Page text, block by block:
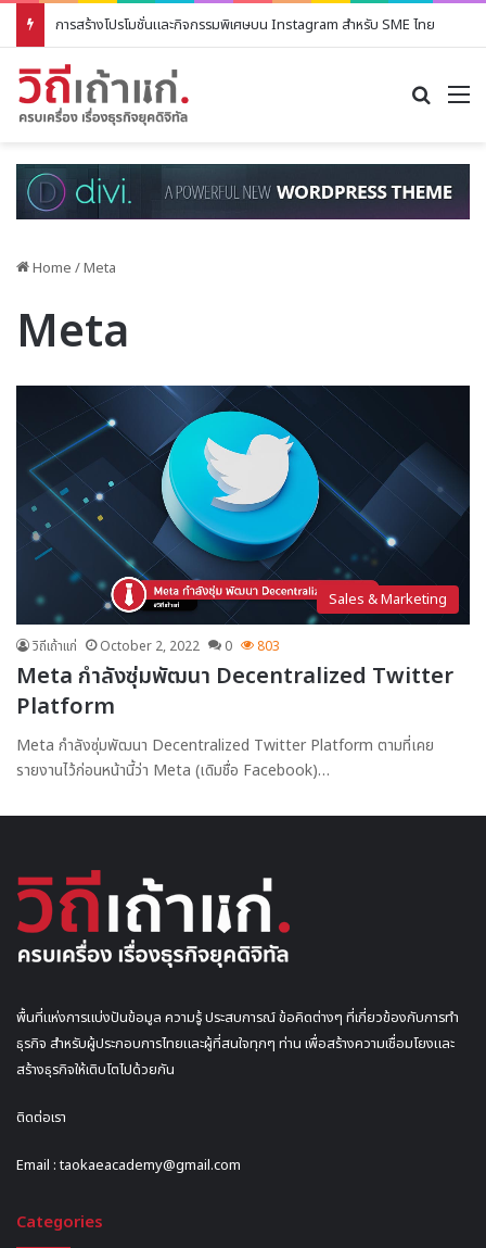
การสร้างโปรโมชั่นและกิจกรรมพิเศษบน Instagram สำหรับ SME ไทย
Home /Meta
Meta
Sales & Marketing
วิถีเถ้าแก่ October 2, 2022 0 803
Meta กำลังซุ่มพัฒนา Decentralized Twitter
Platform
Meta กำลังซุ่มพัฒนา Decentralized Twitter Platform ตามที่เคย
รายงานไว้ก่อนหน้านี้ว่า Meta (เดิมชื่อ Facebook)…
พื้นที่แห่งการแบ่งปันข้อมูล ความรู้ ประสบการณ์ ข้อคิดต่างๆ ที่เกี่ยวข้องกับการทำ
ธุรกิจ สำหรับผู้ประกอบการไทยและผู้ที่สนใจทุกๆ ท่าน เพื่อสร้างความเชื่อมโยงและ
สร้างธุรกิจให้เติบโตไปด้วยกัน
ติดต่อเรา
Email :taokaeacademy@gmail.com
Categories